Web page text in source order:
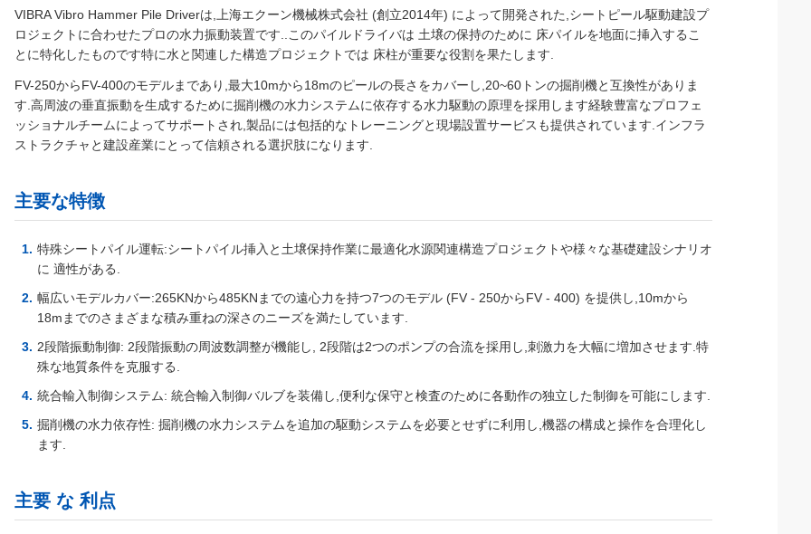
VIBRA Vibro Hammer Pile Driverは,上海エクーン機械株式会社 (創立2014年) によって開発された,シートピール駆動建設プ
ロジェクトに合わせたプロの水力振動装置です..このパイルドライバは 土壌の保持のために 床パイルを地面に挿入するこ
とに特化したものです特に水と関連した構造プロジェクトでは 床柱が重要な役割を果たします.
FV-250からFV-400のモデルまであり,最大10mから18mのピールの長さをカバーし,20~60トンの掘削機と互換性がありま
す.高周波の垂直振動を生成するために掘削機の水力システムに依存する水力駆動の原理を採用します経験豊富なプロフェ
ッショナルチームによってサポートされ,製品には包括的なトレーニングと現場設置サービスも提供されています.インフラ
ストラクチャと建設産業にとって信頼される選択肢になります.
主要な特徴
特殊シートパイル運転:シートパイル挿入と土壌保持作業に最適化水源関連構造プロジェクトや様々な基礎建設シナリオ
に 適性がある.
幅広いモデルカバー:265KNから485KNまでの遠心力を持つ7つのモデル (FV - 250からFV - 400) を提供し,10mから
18mまでのさまざまな積み重ねの深さのニーズを満たしています.
2段階振動制御: 2段階振動の周波数調整が機能し, 2段階は2つのポンプの合流を採用し,刺激力を大幅に増加させます.特
殊な地質条件を克服する.
統合輸入制御システム: 統合輸入制御バルブを装備し,便利な保守と検査のために各動作の独立した制御を可能にします.
掘削機の水力依存性: 掘削機の水力システムを追加の駆動システムを必要とせずに利用し,機器の構成と操作を合理化し
ます.
主要 な 利点